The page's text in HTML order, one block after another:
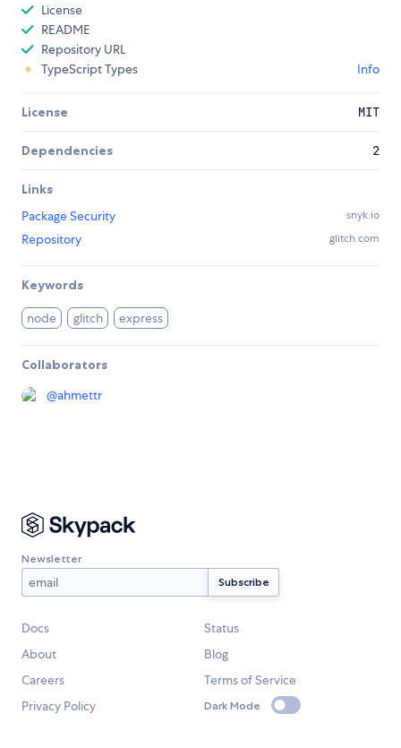
License
README
Repository URL
TypeScript Types
Info
License MIT
Dependencies 2
Links
Package Security
snyk.io
Repository glitch.com
Keywords
node glitch express
Collaborators
@ahmettr
Newsletter
Docs
Status
About
Blog
Careers
Terms of Service
Privacy Policy
Dark Mode